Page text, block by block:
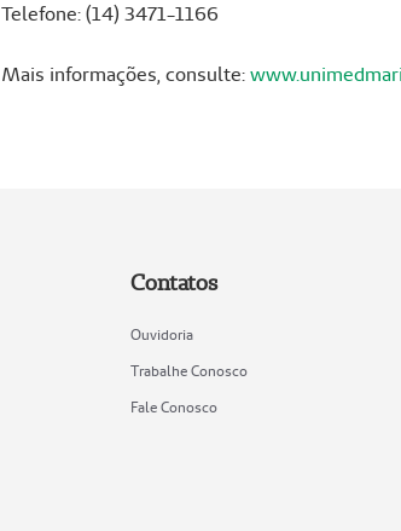
Telefone: (14) 3471-1166
Mais informações, consulte:
Contatos
Ouvidoria
Trabalhe Conosco
Fale Conosco